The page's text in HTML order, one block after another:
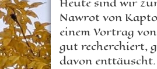
Nawrot von
einem Vortrag
gut recherchiert,
davon enttäuscht.